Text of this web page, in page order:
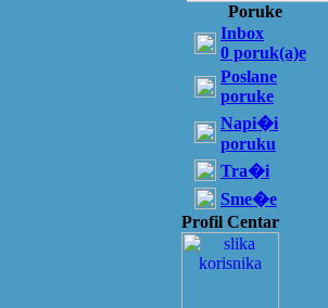
Poruke
Inbox
0 poruk(a)e
Poslane
poruke
Napi�i
poruku
Tra�i
Sme�e
Profil Centar